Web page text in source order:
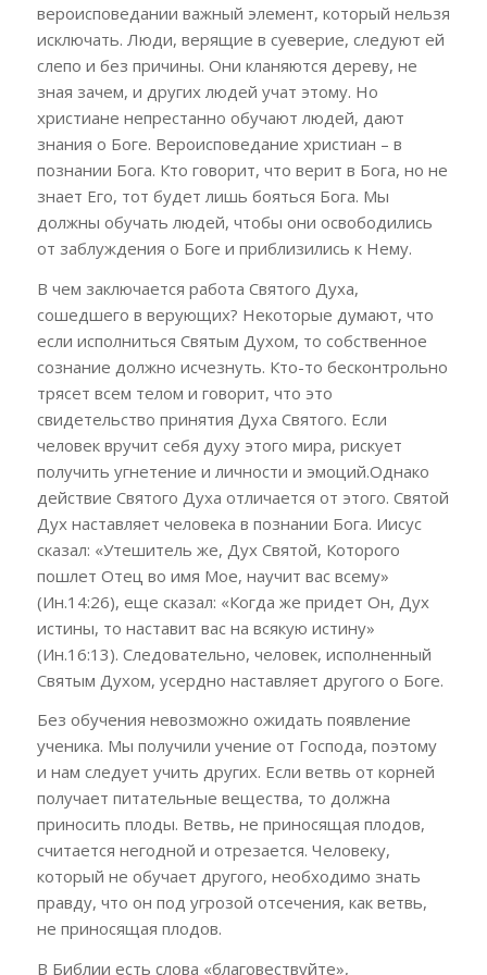
вероисповедании важный элемент, который нельзя
исключать. Люди, верящие в суеверие, следуют ей
слепо и без причины. Они кланяются дереву, не
зная зачем, и других людей учат этому. Но
христиане непрестанно обучают людей, дают
знания о Боге. Вероисповедание христиан – в
познании Бога. Кто говорит, что верит в Бога, но не
знает Его, тот будет лишь бояться Бога. Мы
должны обучать людей, чтобы они освободились
от заблуждения о Боге и приблизились к Нему.
В чем заключается работа Святого Духа,
сошедшего в верующих? Некоторые думают, что
если исполниться Святым Духом, то собственное
сознание должно исчезнуть. Кто-то бесконтрольно
трясет всем телом и говорит, что это
свидетельство принятия Духа Святого. Если
человек вручит себя духу этого мира, рискует
получить угнетение и личности и эмоций.Однако
действие Святого Духа отличается от этого. Святой
Дух наставляет человека в познании Бога. Иисус
сказал: «Утешитель же, Дух Святой, Которого
пошлет Отец во имя Мое, научит вас всему»
(Ин.14:26), еще сказал: «Когда же придет Он, Дух
истины, то наставит вас на всякую истину»
(Ин.16:13). Следовательно, человек, исполненный
Святым Духом, усердно наставляет другого о Боге.
Без обучения невозможно ожидать появление
ученика. Мы получили учение от Господа, поэтому
и нам следует учить других. Если ветвь от корней
получает питательные вещества, то должна
приносить плоды. Ветвь, не приносящая плодов,
считается негодной и отрезается. Человеку,
который не обучает другого, необходимо знать
правду, что он под угрозой отсечения, как ветвь,
не приносящая плодов.
В Библии есть слова «благовествуйте»,